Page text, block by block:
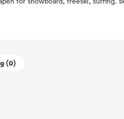
(0)